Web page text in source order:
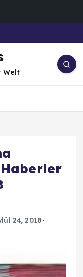
Welt
24, 2018